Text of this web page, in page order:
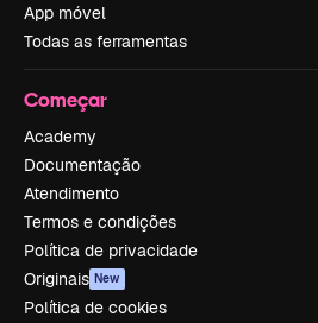
App móvel
Todas as ferramentas
Começar
Academy
Documentação
Atendimento
Termos e condições
Política de privacidade
Originais New
Política de cookies